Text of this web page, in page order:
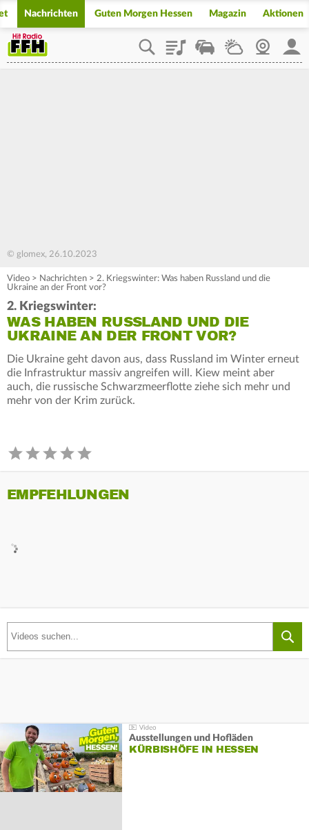
Nachrichten Guten Morgen Hessen Magazin Aktionen
PlaylistStaupilotWetterWebcam
© glomex, 26.10.2023
Video > Nachrichten > 2. Kriegswinter: Was haben Russland und die
Ukraine an der Front vor?
2. Kriegswinter:
WAS HABEN RUSSLAND UND DIE
UKRAINE AN DER FRONT VOR?
Die Ukraine geht davon aus, dass Russland im Winter erneut
die Infrastruktur massiv angreifen will. Kiew meint aber
auch, die russische Schwarzmeerflotte ziehe sich mehr und
mehr von der Krim zurück.
EMPFEHLUNGEN
Ausstellungen und Hofläden
KÜRBISHÖFE IN HESSEN